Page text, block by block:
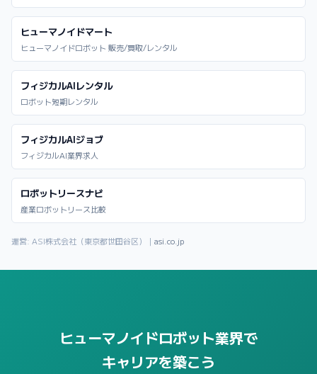
ヒューマノイドマート
ヒューマノイドロボット 販売/買取/レンタル
フィジカルAIレンタル
ロボット短期レンタル
フィジカルAIジョブ
フィジカルAI業界求人
ロボットリースナビ
産業ロボットリース比較
運営: ASI株式会社（東京都世田谷区）｜ asi.co.jp
ヒューマノイドロボット業界で
キャリアを築こう